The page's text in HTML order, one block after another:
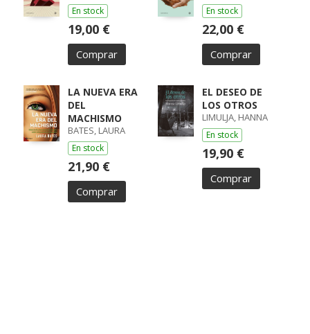
En stock
19,00 €
Comprar
En stock
22,00 €
Comprar
LA NUEVA ERA
DEL
MACHISMO
BATES, LAURA
En stock
21,90 €
Comprar
EL DESEO DE
LOS OTROS
LIMULJA, HANNA
En stock
19,90 €
Comprar